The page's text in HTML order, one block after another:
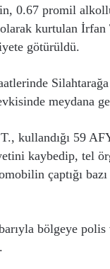
0.67 promil
kurtulan İrfan
götürüldü.
meydana
kullandığı 59
kaybedip, tel
çaptığı
bölgeye polis